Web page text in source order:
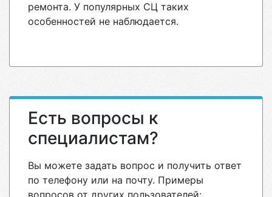
ремонта. У популярных СЦ таких
особенностей не наблюдается.
Есть вопросы к
специалистам?
Вы можете задать вопрос и получить ответ
по телефону или на почту. Примеры
вопросов от других пользователей: